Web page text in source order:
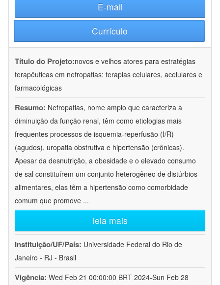
E-mail
Currículo
Título do Projeto:novos e velhos atores para estratégias
terapêuticas em nefropatias: terapias celulares, acelulares e
farmacológicas
Resumo: Nefropatias, nome amplo que caracteriza a
diminuição da função renal, têm como etiologias mais
frequentes processos de isquemia-reperfusão (I/R)
(agudos), uropatia obstrutiva e hipertensão (crônicas).
Apesar da desnutrição, a obesidade e o elevado consumo
de sal constituírem um conjunto heterogêneo de distúrbios
alimentares, elas têm a hipertensão como comorbidade
comum que promove ...
leia mais
Instituição/UF/País: Universidade Federal do Rio de
Janeiro - RJ - Brasil
Vigência: Wed Feb 21 00:00:00 BRT 2024-Sun Feb 28